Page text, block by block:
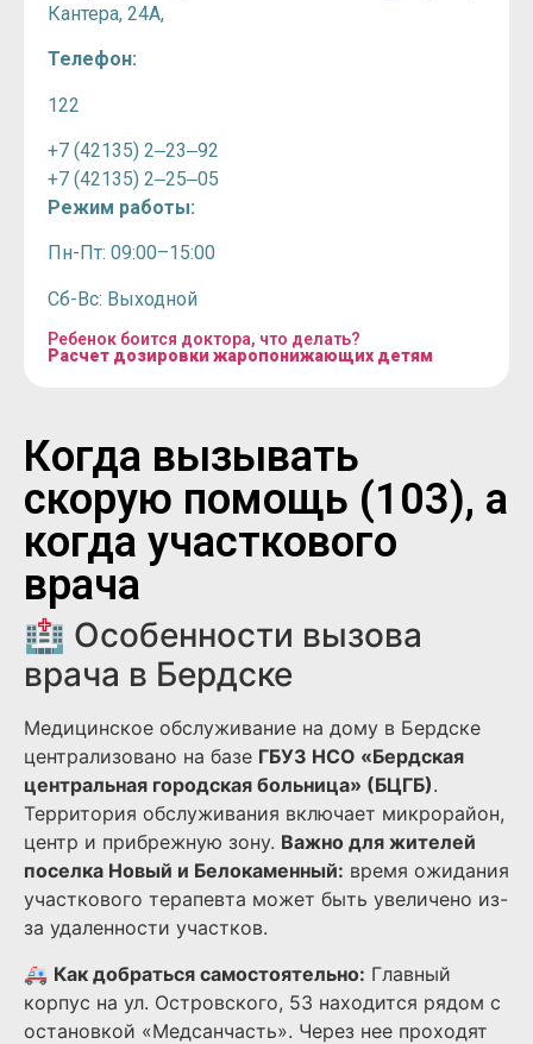
Кантера, 24А,
Телефон:
122
+7 (42135) 2‒23‒92
+7 (42135) 2‒25‒05
Режим работы:
Пн-Пт: 09:00–15:00
Сб-Вс: Выходной
Ребенок боится доктора, что делать?
Расчет дозировки жаропонижающих детям
Когда вызывать
скорую помощь (103), а
когда участкового
врача
🏥 Особенности вызова
врача в Бердске
Медицинское обслуживание на дому в Бердске
централизовано на базе ГБУЗ НСО «Бердская
центральная городская больница» (БЦГБ).
Территория обслуживания включает микрорайон,
центр и прибрежную зону. Важно для жителей
поселка Новый и Белокаменный: время ожидания
участкового терапевта может быть увеличено из-
за удаленности участков.
🚑 Как добраться самостоятельно: Главный
корпус на ул. Островского, 53 находится рядом с
остановкой «Медсанчасть». Через нее проходят